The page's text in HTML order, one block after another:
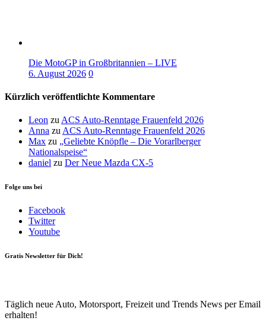
Die MotoGP in Großbritannien – LIVE
6. August 2026 0
Kürzlich veröffentlichte Kommentare
Leon zu ACS Auto-Renntage Frauenfeld 2026
Anna zu ACS Auto-Renntage Frauenfeld 2026
Max zu „Geliebte Knöpfle – Die Vorarlberger
Nationalspeise“
daniel zu Der Neue Mazda CX-5
Folge uns bei
Facebook
Twitter
Youtube
Gratis Newsletter für Dich!
Täglich neue Auto, Motorsport, Freizeit und Trends News per Email
erhalten!